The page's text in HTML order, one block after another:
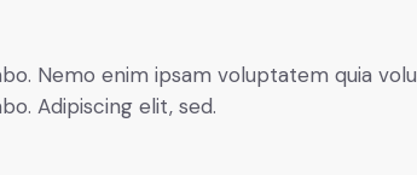
Nemo enim ipsam voluptatem quia
Adipiscing elit, sed.